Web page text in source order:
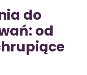
do
od